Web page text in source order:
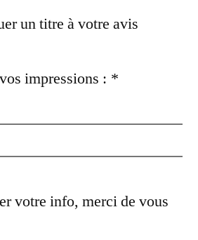
un titre à votre avis
impressions : *
votre info, merci de vous